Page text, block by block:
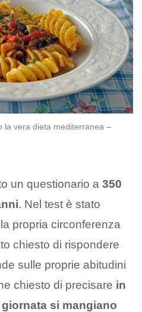
la vera dieta mediterranea –
un questionario a 350
. Nel test è stato
propria circonferenza
chiesto di rispondere
sulle proprie abitudini
chiesto di precisare in
si mangiano